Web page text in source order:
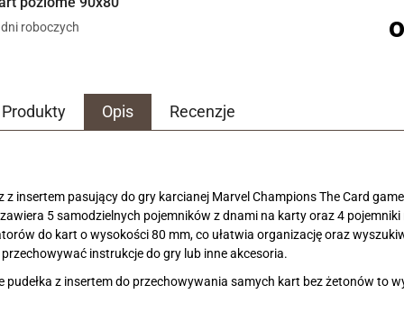
roboczych
Produkty Opis Recenzje
z insertem pasujący do gry karcianej Marvel Champions The Card
5 samodzielnych pojemników z dnami na karty oraz 4
do kart o wysokości 80 mm, co ułatwia organizację oraz
instrukcje do gry lub inne akcesoria.
pudełka z insertem do przechowywania samych kart bez żetonów to